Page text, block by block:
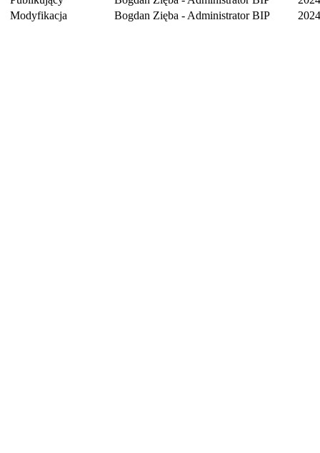
Modyfikacja
Bogdan Zięba - Administrator BIP